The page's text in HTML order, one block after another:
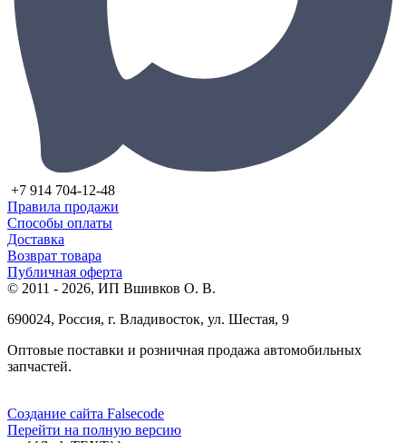
+7 914 704-12-48
Правила продажи
Способы оплаты
Доставка
Возврат товара
Публичная оферта
© 2011 - 2026, ИП Вшивков О. В.
690024, Россия, г. Владивосток, ул. Шестая, 9
Оптовые поставки и розничная продажа автомобильных
запчастей.
Создание сайта Falsecode
Перейти на полную версию